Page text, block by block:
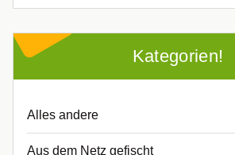
Kategorien!
Alles andere
Aus dem Netz gefischt